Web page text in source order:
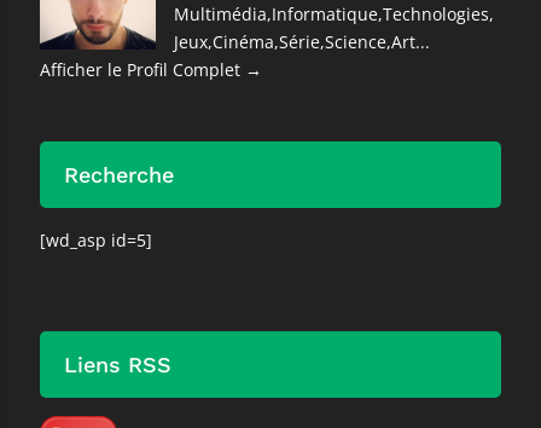
Multimédia,Informatique,Technologies,
Jeux,Cinéma,Série,Science,Art...
Afficher le Profil Complet →
Recherche
[wd_asp id=5]
Liens RSS